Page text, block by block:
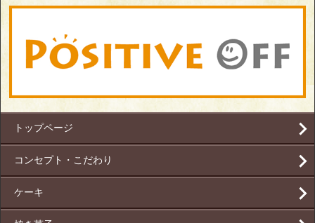
トップページ
コンセプト・こだわり
ケーキ